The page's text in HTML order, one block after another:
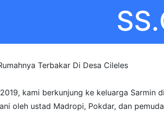
Terbakar Di Desa Cileles
kami berkunjung ke keluarga Sarmin
oleh ustad Madropi, Pokdar, dan